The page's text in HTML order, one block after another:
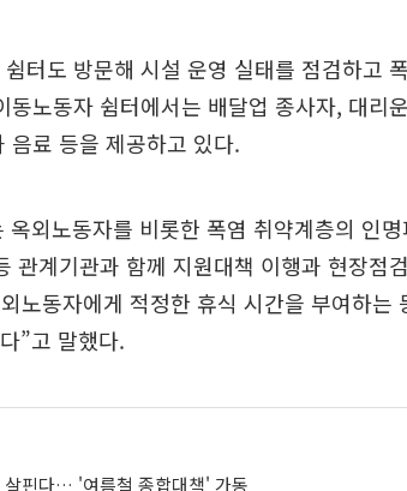
터도 방문해 시설 운영 실태를 점검하고
동노동자 쉼터에서는 배달업 종사자, 대리
음료 등을 제공하고 있다.
외노동자를 비롯한 폭염 취약계층의 인
관계기관과 함께 지원대책 이행과 현장점
노동자에게 적정한 휴식 시간을 부여하는
”고 말했다.
살핀다… '여름철 종합대책' 가동